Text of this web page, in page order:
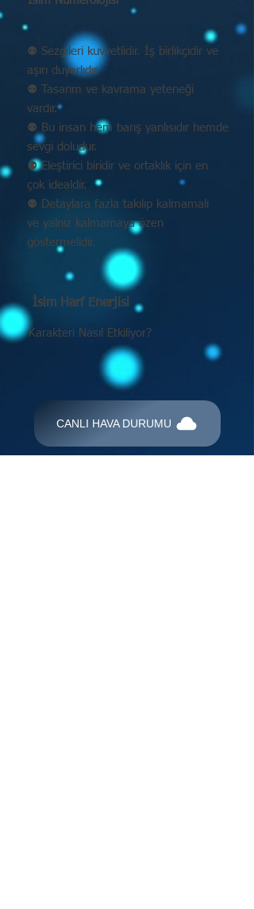
⚉ Sezgileri kuvvetlidir. İş birlikçidir ve
aşırı duyarlıdır.
⚉ Tasarım ve kavrama yeteneği
vardır.
⚉ Bu insan hem barış yanlısıdır hemde
sevgi doludur.
⚉ Eleştirici biridir ve ortaklık için en
çok idealdir.
⚉ Detaylara fazla takılıp kalmamalı
ve yalnız kalmamaya özen
göstermelidir.
İsim Harf Enerjisi
Karakteri Nasıl Etkiliyor?
CANLI HAVA DURUMU